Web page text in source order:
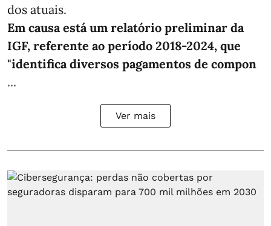
dos atuais.
Em causa está um relatório preliminar da
IGF, referente ao período 2018-2024, que
"identifica diversos pagamentos de compon
...
Ver mais